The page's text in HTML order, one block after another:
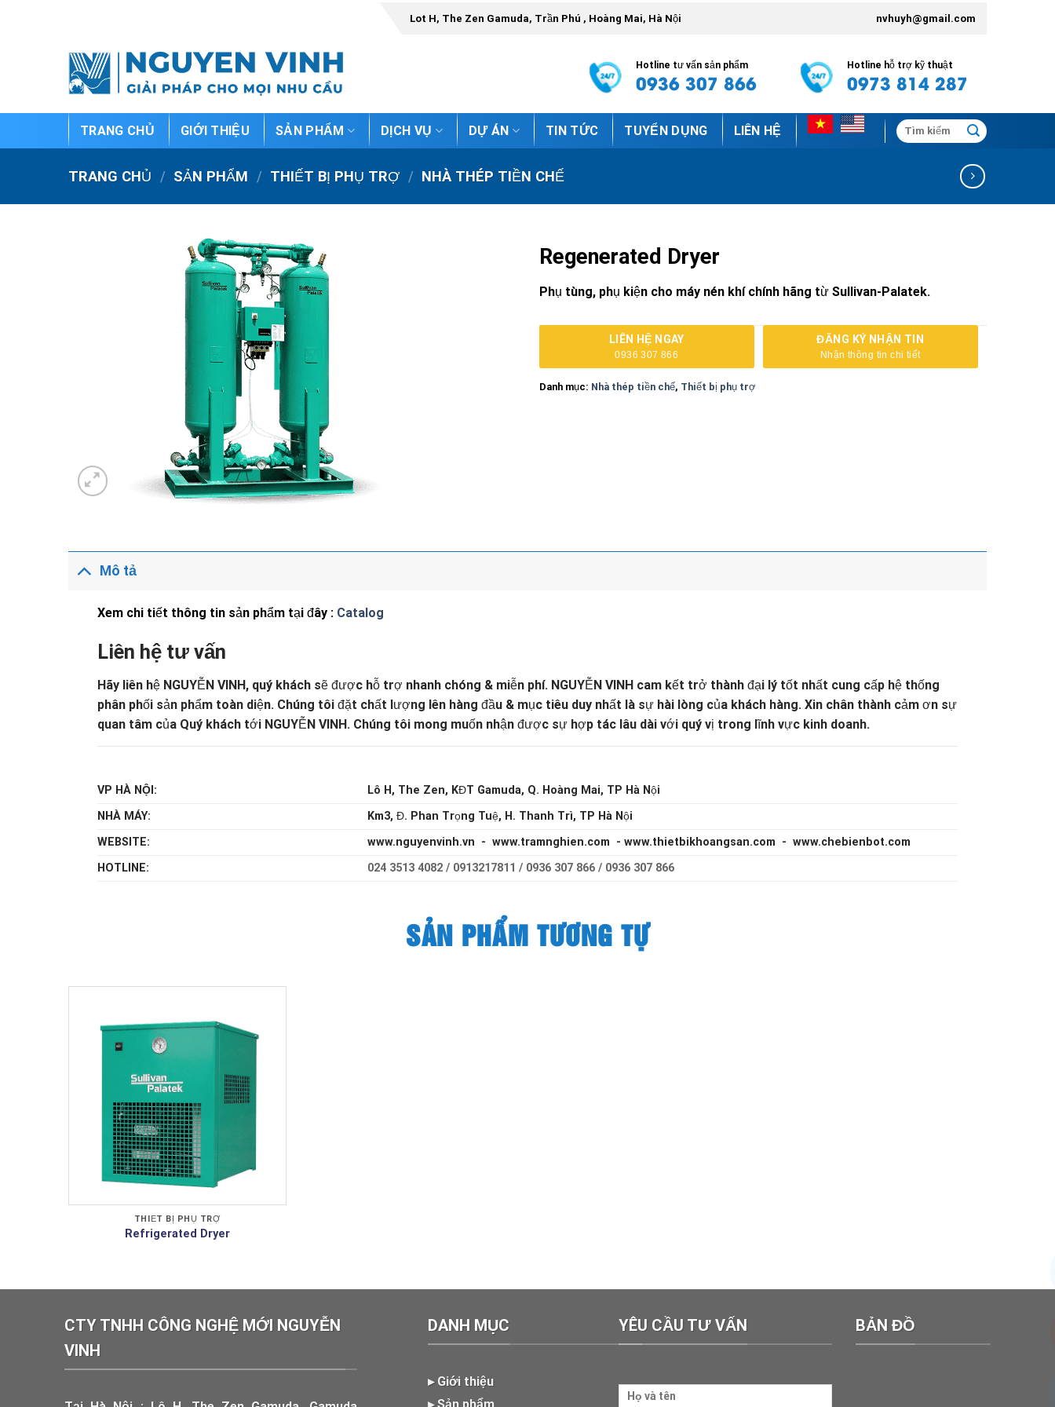
Lot H, The Zen Gamuda, Trần Phú , Hoàng Mai, Hà Nội nvhuyh@gmail.com
Hotline tư vấn sản phẩm
0936 307 866
Hotline hỗ trợ kỹ thuật
0973 814 287
TRANG CHỦ GIỚI THIỆU SẢN PHẨM DỊCH VỤ DỰ ÁN TIN TỨC TUYỂN DỤNG LIÊN HỆ
Tìm
kiếm:
TRANG CHỦ / SẢN PHẨM / THIẾT BỊ PHỤ TRỢ / NHÀ THÉP TIỀN CHẾ
Regenerated Dryer
Phụ tùng, phụ kiện cho máy nén khí chính hãng từ Sullivan-Palatek.
LIÊN HỆ NGAY
0936 307 866
ĐĂNG KÝ NHẬN TIN
Nhận thông tin chi tiết
Danh mục: Nhà thép tiền chế, Thiết bị phụ trợ
Mô tả
Xem chi tiết thông tin sản phẩm tại đây : Catalog
Liên hệ tư vấn
Hãy liên hệ NGUYỄN VINH, quý khách sẽ được hỗ trợ nhanh chóng & miễn phí. NGUYỄN VINH cam kết trở thành đại lý tốt nhất cung cấp hệ thống
phân phối sản phẩm toàn diện. Chúng tôi đặt chất lượng lên hàng đầu & mục tiêu duy nhất là sự hài lòng của khách hàng. Xin chân thành cảm ơn sự
quan tâm của Quý khách tới NGUYỄN VINH. Chúng tôi mong muốn nhận được sự hợp tác lâu dài với quý vị trong lĩnh vực kinh doanh.
VP HÀ NỘI:
Lô H, The Zen, KĐT Gamuda, Q. Hoàng Mai, TP Hà Nội
NHÀ MÁY:
Km3, Đ. Phan Trọng Tuệ, H. Thanh Trì, TP Hà Nội
WEBSITE:
www.nguyenvinh.vn - www.tramnghien.com - www.thietbikhoangsan.com - www.chebienbot.com
HOTLINE:
024 3513 4082 / 0913217811 / 0936 307 866 / 0936 307 866
SẢN PHẨM TƯƠNG TỰ
THIẾT BỊ PHỤ TRỢ
Refrigerated Dryer
CTY TNHH CÔNG NGHỆ MỚI NGUYỄN
VINH
DANH MỤC
▸ Giới thiệu
YÊU CẦU TƯ VẤN BẢN ĐỒ